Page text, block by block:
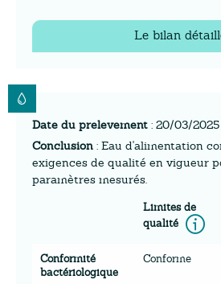
Le bilan
Date du prelevement : 20/03/2025
Conclusion : Eau d'alimentation
exigences de qualité en vigueur
paramètres mesurés.
Limites de
qualité
Conformité
bactériologique
Conforme